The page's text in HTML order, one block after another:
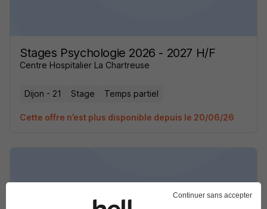
Stages Psychologie 2026 - 2027 H/F
Centre Hospitalier La Chartreuse
Dijon - 21 Stage Temps partiel
Cette offre n’est plus disponible depuis le 20/06/26
Continuer sans accepter